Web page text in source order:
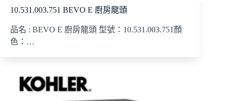
10.531.003.751 BEVO E 廚房龍頭
品名 : BEVO E 廚房龍頭 型號：10.531.003.751顏
色：…